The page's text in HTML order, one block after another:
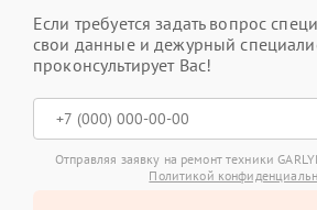
Если требуется задать вопрос
свои данные и дежурный
проконсультирует Вас!
Отправляя заявку на ремонт техники
Политикой